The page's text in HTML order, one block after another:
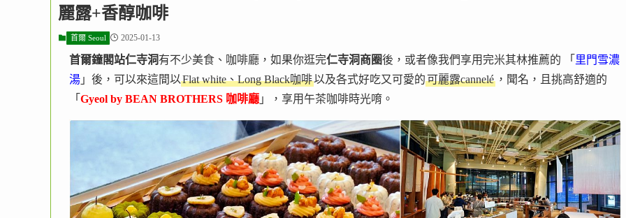
麗露+香醇咖啡
首爾 Seoul 2025-01-13
首爾鐘閣站仁寺洞有不少美食、咖啡廳，如果你逛完仁寺洞商圈後，或者像我們享用完米其林推薦的 「 里門雪濃
湯 」後，可以來這間以Flat white、Long Black咖啡以及各式好吃又可愛的可麗露cannelé ，聞名，且挑高舒適的
「 Gyeol by BEAN BROTHERS 咖啡廳 」，享用午茶咖啡時光唷。